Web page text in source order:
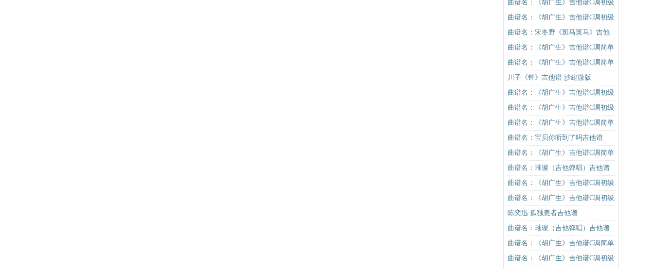
谱C调简单版（酷音小伟吉他教学）
吉他谱
曲谱名：《胡广生》吉他谱C调初级
进阶版（酷音小伟吉他弹唱教学）
吉他谱
曲谱名：《胡广生》吉他谱C调初级
进阶版（酷音小伟吉他弹唱教学）
吉他谱
曲谱名：宋冬野《斑马斑马》吉他
谱C调简单版（酷音小伟吉他教学）
吉他谱
曲谱名：《胡广生》吉他谱C调简单
版（酷音小伟吉他弹唱教学）吉他
谱
曲谱名：《胡广生》吉他谱C调简单
版（酷音小伟吉他弹唱教学）吉他
谱
川子《钟》吉他谱 沙建微版
曲谱名：《胡广生》吉他谱C调初级
进阶版（酷音小伟吉他弹唱教学）
吉他谱
曲谱名：《胡广生》吉他谱C调初级
进阶版（酷音小伟吉他弹唱教学）
吉他谱
曲谱名：《胡广生》吉他谱C调简单
版（酷音小伟吉他弹唱教学）吉他
谱
曲谱名：宝贝你听到了吗吉他谱
曲谱名：《胡广生》吉他谱C调简单
版（酷音小伟吉他弹唱教学）吉他
谱
曲谱名：璀璨（吉他弹唱）吉他谱
曲谱名：《胡广生》吉他谱C调初级
进阶版（酷音小伟吉他弹唱教学）
吉他谱
曲谱名：《胡广生》吉他谱C调初级
进阶版（酷音小伟吉他弹唱教学）
吉他谱
陈奕迅 孤独患者吉他谱
曲谱名：璀璨（吉他弹唱）吉他谱
曲谱名：《胡广生》吉他谱C调简单
版（酷音小伟吉他弹唱教学）吉他
曲谱名：《胡广生》吉他谱C调初级